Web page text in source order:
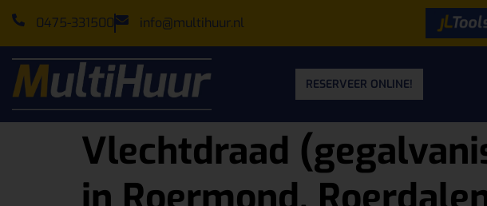
0475-331500 info@multihuur.nl
RESERVEER ONLINE!
Vlechtdraad